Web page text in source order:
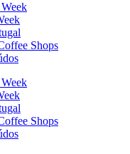
Shops
Shops